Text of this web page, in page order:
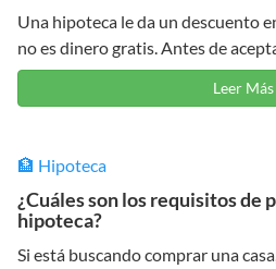
Una hipoteca le da un descuento
no es dinero gratis. Antes de
Leer Más
🏦 Hipoteca
¿Cuáles son los requisitos de
hipoteca?
Si está buscando comprar una